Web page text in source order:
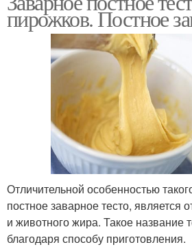
пирожков. Постное
Отличительной особенностью
постное заварное тесто, является
и животного жира. Такое название
благодаря способу приготовления.